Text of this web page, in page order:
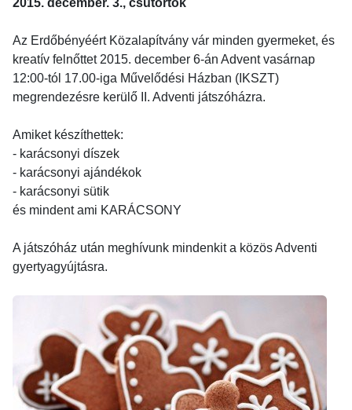
2015. december. 3., csütörtök
Az Erdőbényéért Közalapítvány vár minden gyermeket, és
kreatív felnőttet 2015. december 6-án Advent vasárnap
12:00-tól 17.00-iga Művelődési Házban (IKSZT)
megrendezésre kerülő II. Adventi játszóházra.
Amiket készíthettek:
- karácsonyi díszek
- karácsonyi ajándékok
- karácsonyi sütik
és mindent ami KARÁCSONY
A játszóház után meghívunk mindenkit a közös Adventi
gyertyagyújtásra.